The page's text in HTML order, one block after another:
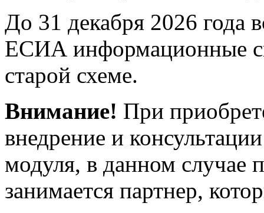
До 31 декабря 2026 года
ЕСИА информационные
старой схеме.
Внимание! При
внедрение и
модуля, в данном случае
занимается партнер,